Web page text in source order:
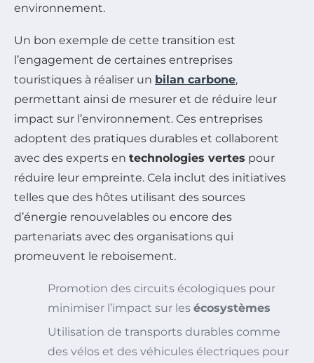
environnement.
Un bon exemple de cette transition est
l’engagement de certaines entreprises
touristiques à réaliser un bilan carbone,
permettant ainsi de mesurer et de réduire leur
impact sur l’environnement. Ces entreprises
adoptent des pratiques durables et collaborent
avec des experts en technologies vertes pour
réduire leur empreinte. Cela inclut des initiatives
telles que des hôtes utilisant des sources
d’énergie renouvelables ou encore des
partenariats avec des organisations qui
promeuvent le reboisement.
Promotion des circuits écologiques pour
minimiser l’impact sur les écosystèmes
Utilisation de transports durables comme
des vélos et des véhicules électriques pour